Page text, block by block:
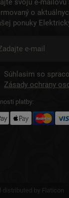
svoju e-mailovú
o
ponuky
Súhlasim so
Zásady ochrany
platby:
distributed by Flaticon